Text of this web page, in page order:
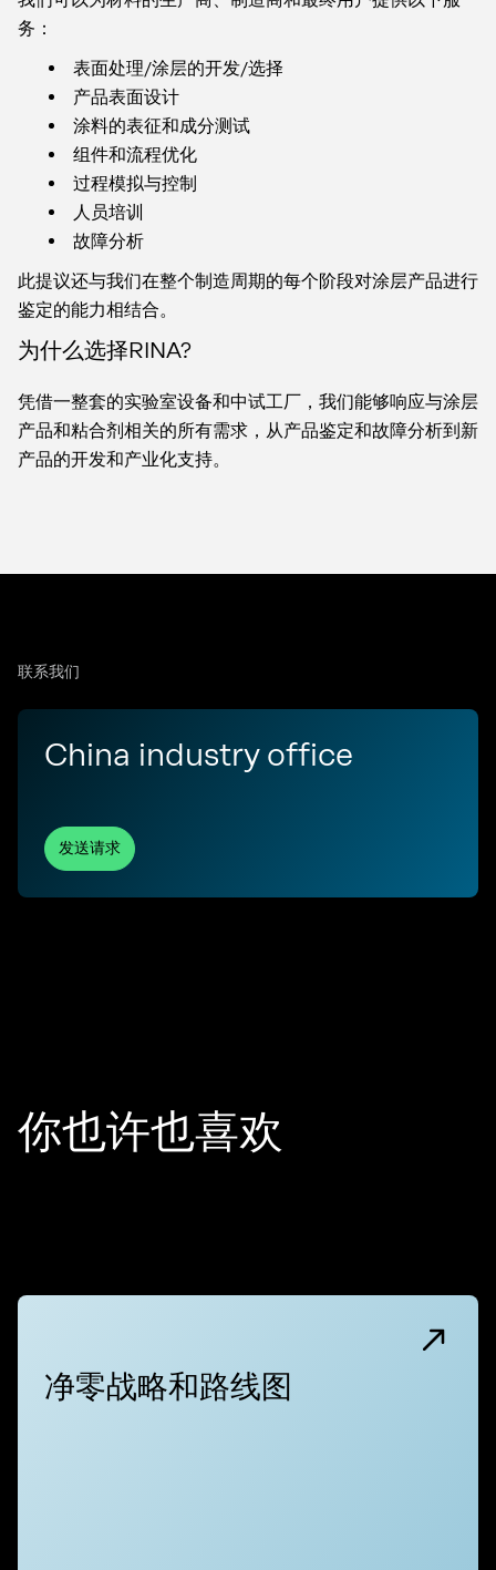
务：
表面处理/涂层的开发/选择
产品表面设计
涂料的表征和成分测试
组件和流程优化
过程模拟与控制
人员培训
故障分析
此提议还与我们在整个制造周期的每个阶段对涂层产品进行
鉴定的能力相结合。
为什么选择RINA?
凭借一整套的实验室设备和中试工厂，我们能够响应与涂层
产品和粘合剂相关的所有需求，从产品鉴定和故障分析到新
产品的开发和产业化支持。
联系我们
China industry office
发送请求
你也许也喜欢
净零战略和路线图